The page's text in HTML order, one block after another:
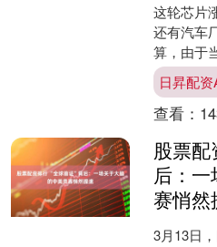
这轮芯片
还有汽车
算，由于
求相比燃
生产成本
日昇配
查看：
股票配
后：
赛悄然
3月13日